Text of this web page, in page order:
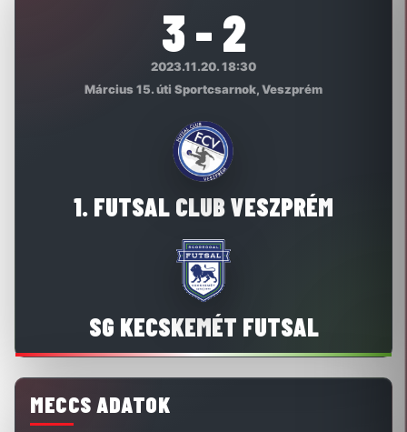
1. FUTSAL CLUB VESZPRÉM
3 - 2
2023.11.20. 18:30
Március 15. úti Sportcsarnok, Veszprém
SG KECSKEMÉT FUTSAL
MECCS ADATOK